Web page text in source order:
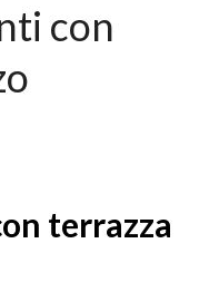
con
terrazza